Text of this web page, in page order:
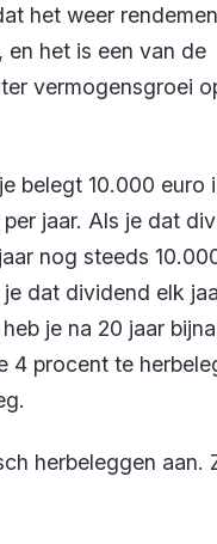
het weer
en het is een van de
vermogensgroei
belegt 10.000 euro
jaar. Als je dat
nog steeds
dat dividend elk
je na 20 jaar bijna
4 procent te
herbeleggen aan.